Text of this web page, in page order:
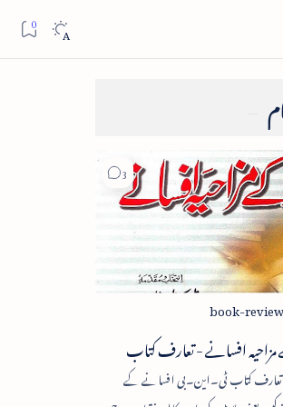
افسانے - تعارف کتاب
تعارف کتاب ٹی۔این۔بی افسانے کے